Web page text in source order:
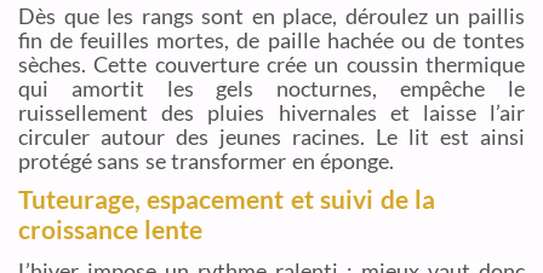
Dès que les rangs sont en place, déroulez un paillis
fin de feuilles mortes, de paille hachée ou de tontes
sèches. Cette couverture crée un coussin thermique
qui amortit les gels nocturnes, empêche le
ruissellement des pluies hivernales et laisse l’air
circuler autour des jeunes racines. Le lit est ainsi
protégé sans se transformer en éponge.
Tuteurage, espacement et suivi de la
croissance lente